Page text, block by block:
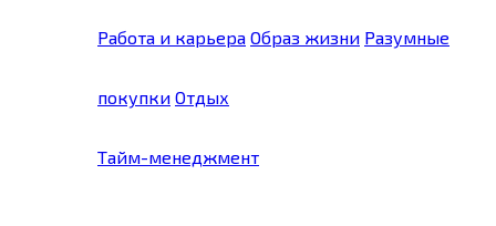
Работа и карьера Образ жизни Разумные
покупки Отдых
Тайм-менеджмент